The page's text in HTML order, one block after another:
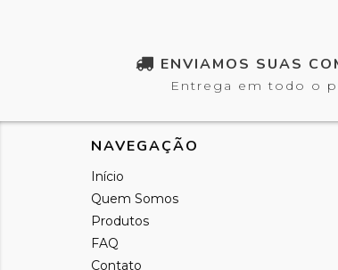
ENVIAMOS SUAS
Entrega em todo o
NAVEGAÇÃO
Início
Quem Somos
Produtos
FAQ
Contato